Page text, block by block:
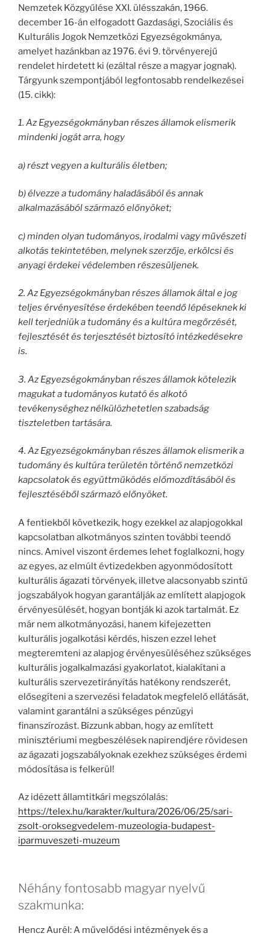
Nemzetek Közgyűlése XXI. ülésszakán, 1966.
december 16-án elfogadott Gazdasági, Szociális és
Kulturális Jogok Nemzetközi Egyezségokmánya,
amelyet hazánkban az 1976. évi 9. törvényerejű
rendelet hirdetett ki (ezáltal része a magyar jognak).
Tárgyunk szempontjából legfontosabb rendelkezései
(15. cikk):
1. Az Egyezségokmányban részes államok elismerik
mindenki jogát arra, hogy
a) részt vegyen a kulturális életben;
b) élvezze a tudomány haladásából és annak
alkalmazásából származó előnyöket;
c) minden olyan tudományos, irodalmi vagy művészeti
alkotás tekintetében, melynek szerzője, erkölcsi és
anyagi érdekei védelemben részesüljenek.
2. Az Egyezségokmányban részes államok által e jog
teljes érvényesítése érdekében teendő lépéseknek ki
kell terjedniük a tudomány és a kultúra megőrzését,
fejlesztését és terjesztését biztosító intézkedésekre
is.
3. Az Egyezségokmányban részes államok kötelezik
magukat a tudományos kutató és alkotó
tevékenységhez nélkülözhetetlen szabadság
tiszteletben tartására.
4. Az Egyezségokmányban részes államok elismerik a
tudomány és kultúra területén történő nemzetközi
kapcsolatok és együttműködés előmozdításából és
fejlesztéséből származó előnyöket.
A fentiekből következik, hogy ezekkel az alapjogokkal
kapcsolatban alkotmányos szinten további teendő
nincs. Amivel viszont érdemes lehet foglalkozni, hogy
az egyes, az elmúlt évtizedekben agyonmódosított
kulturális ágazati törvények, illetve alacsonyabb szintű
jogszabályok hogyan garantálják az említett alapjogok
érvényesülését, hogyan bontják ki azok tartalmát. Ez
már nem alkotmányozási, hanem kifejezetten
kulturális jogalkotási kérdés, hiszen ezzel lehet
megteremteni az alapjog érvényesüléséhez szükséges
kulturális jogalkalmazási gyakorlatot, kialakítani a
kulturális szervezetirányítás hatékony rendszerét,
elősegíteni a szervezési feladatok megfelelő ellátását,
valamint garantálni a szükséges pénzügyi
finanszírozást. Bízzunk abban, hogy az említett
minisztériumi megbeszélések napirendjére rövidesen
az ágazati jogszabályoknak ezekhez szükséges érdemi
módosítása is felkerül!
Az idézett államtitkári megszólalás:
https://telex.hu/karakter/kultura/2026/06/25/sari-
zsolt-oroksegvedelem-muzeologia-budapest-
iparmuveszeti-muzeum
Néhány fontosabb magyar nyelvű
szakmunka:
Hencz Aurél: A művelődési intézmények és a